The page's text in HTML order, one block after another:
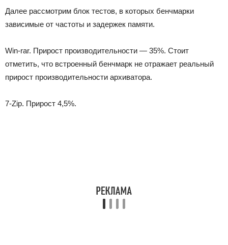
Далее рассмотрим блок тестов, в которых бенчмарки
зависимые от частоты и задержек памяти.
Win-rar. Прирост производительности — 35%. Стоит
отметить, что встроенный бенчмарк не отражает реальный
прирост производительности архиватора.
7-Zip. Прирост 4,5%.